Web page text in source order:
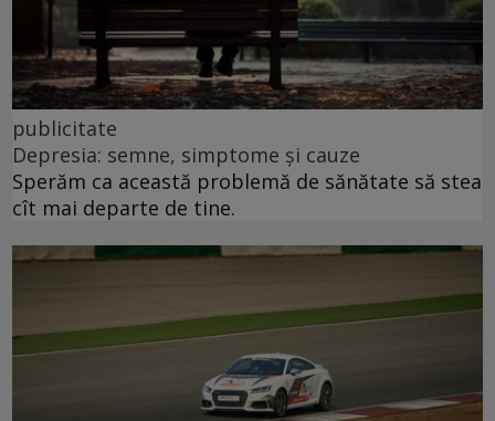
publicitate
Depresia: semne, simptome și cauze
Sperăm ca această problemă de sănătate să stea
cît mai departe de tine.